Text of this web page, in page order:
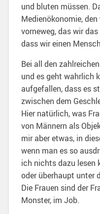
und bluten müssen.
Medienökonomie,
vorneweg, das wir
dass wir einen
Bei all den
und es geht wahrlich
aufgefallen, dass es
zwischen dem
Hier natürlich, was
von Männern als
mir aber etwas, in
wenn man es so
ich nichts dazu lesen
oder überhaupt unter
Die Frauen sind der
Monster, im Job.